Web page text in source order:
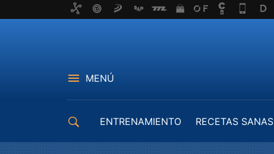
MENÚ
ENTRENAMIENTO RECETAS SANAS